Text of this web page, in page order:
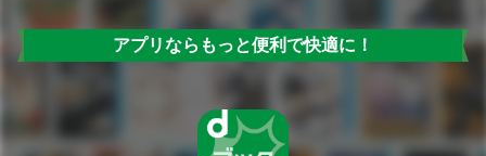
アプリならもっと便利で快適に！